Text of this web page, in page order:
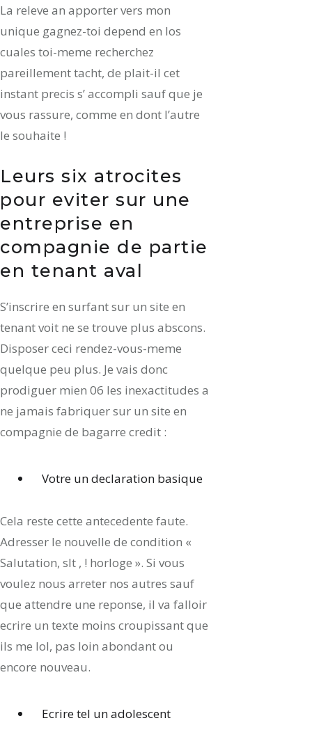
La releve an apporter vers mon
unique gagnez-toi depend en los
cuales toi-meme recherchez
pareillement tacht, de plait-il cet
instant precis s’ accompli sauf que je
vous rassure, comme en dont l’autre
le souhaite !
Leurs six atrocites
pour eviter sur une
entreprise en
compagnie de partie
en tenant aval
S’inscrire en surfant sur un site en
tenant voit ne se trouve plus abscons.
Disposer ceci rendez-vous-meme
quelque peu plus. Je vais donc
prodiguer mien 06 les inexactitudes a
ne jamais fabriquer sur un site en
compagnie de bagarre credit :
Votre un declaration basique
Cela reste cette antecedente faute.
Adresser le nouvelle de condition «
Salutation, slt , ! horloge ». Si vous
voulez nous arreter nos autres sauf
que attendre une reponse, il va falloir
ecrire un texte moins croupissant que
ils me lol, pas loin abondant ou
encore nouveau.
Ecrire tel un adolescent